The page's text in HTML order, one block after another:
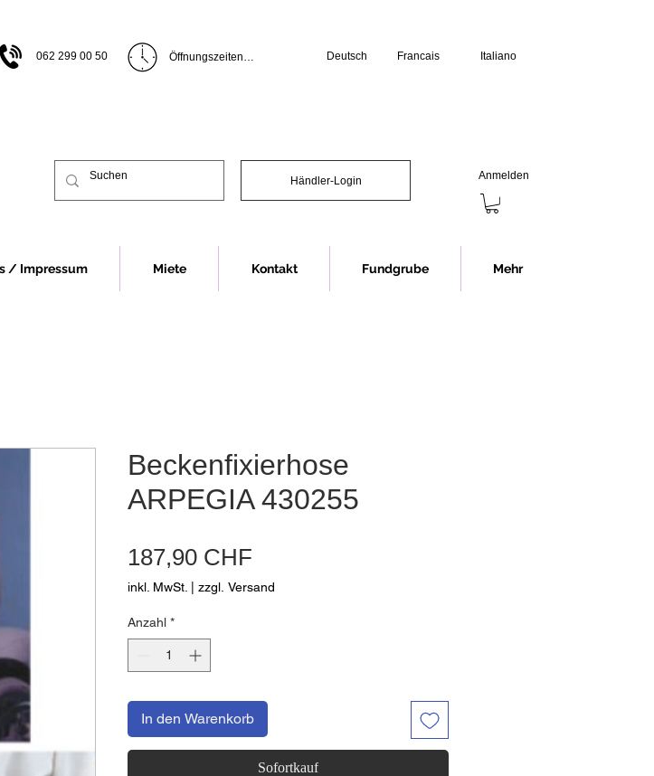
062 299 00 50
Öffnungszeiten
Öffnungszeiten Showroom (Anmeldung erforderlich):
Montag 13.00 bis 16.30 Uhr
Vor Feiertagen schliessen wir jeweils eine Stunde
Deutsch Francais Italiano
Händler-Login Anmelden
/ Impressum Miete Kontakt Fundgrube Mehr
Beckenfixierhose
ARPEGIA 430255
187,90 CHF
inkl. MwSt. zzgl. Versand
Anzahl *
In den Warenkorb
Sofortkauf